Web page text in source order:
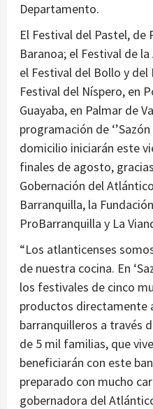
Departamento.
El Festival del Pastel, de
Baranoa; el Festival de
el Festival del Bollo y
Festival del Níspero, en
Guayaba, en Palmar de
programación de
domicilio iniciarán este
finales de agosto,
Gobernación del
Barranquilla, la
ProBarranquilla y La
“Los atlanticenses
de nuestra cocina. En
los festivales de cinco
productos directamente
barranquilleros a través
de 5 mil familias, que
beneficiarán con este
preparado con mucho
gobernadora del